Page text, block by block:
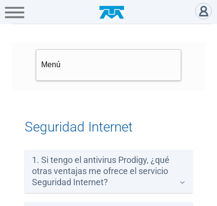
Hogar Empresa Gamers
A+
Telmex
Seguridad Internet
1. Si tengo el antivirus Prodigy, ¿qué
otras ventajas me ofrece el servicio
Seguridad Internet?